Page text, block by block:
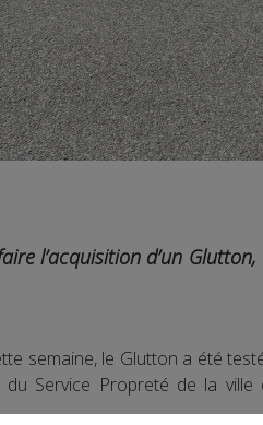
l’acquisition d’un
semaine, le Glutton a été
Service Propreté de la